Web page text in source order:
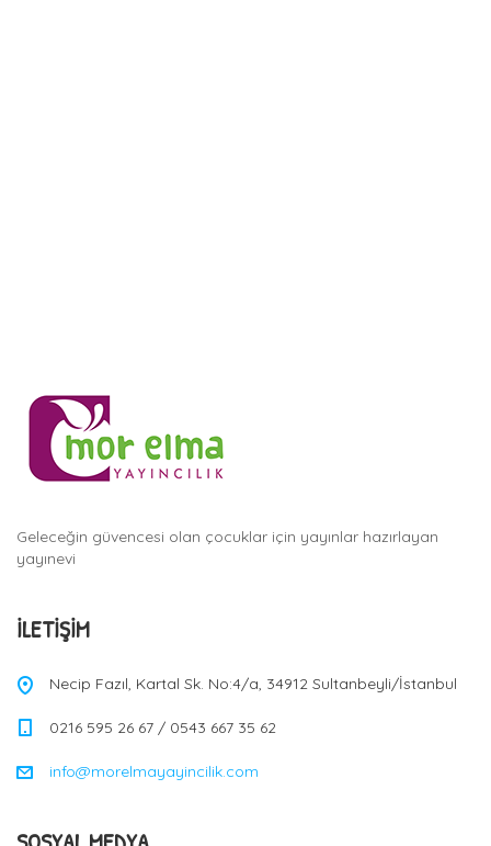
Geleceğin güvencesi olan çocuklar için yayınlar hazırlayan
yayınevi
İLETIŞIM
Necip Fazıl, Kartal Sk. No:4/a, 34912 Sultanbeyli/İstanbul
0216 595 26 67 / 0543 667 35 62
info@morelmayayincilik.com